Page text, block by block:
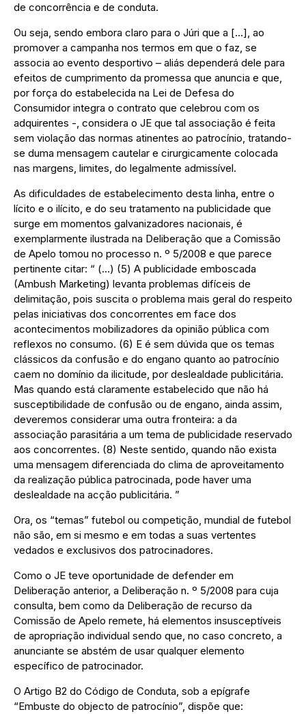
de concorrência e de conduta.
Ou seja, sendo embora claro para o Júri que a […], ao
promover a campanha nos termos em que o faz, se
associa ao evento desportivo – aliás dependerá dele para
efeitos de cumprimento da promessa que anuncia e que,
por força do estabelecida na Lei de Defesa do
Consumidor integra o contrato que celebrou com os
adquirentes -, considera o JE que tal associação é feita
sem violação das normas atinentes ao patrocínio, tratando-
se duma mensagem cautelar e cirurgicamente colocada
nas margens, limites, do legalmente admissível.
As dificuldades de estabelecimento desta linha, entre o
lícito e o ilícito, e do seu tratamento na publicidade que
surge em momentos galvanizadores nacionais, é
exemplarmente ilustrada na Deliberação que a Comissão
de Apelo tomou no processo n. º 5/2008 e que parece
pertinente citar: “ (…) (5) A publicidade emboscada
(Ambush Marketing) levanta problemas difíceis de
delimitação, pois suscita o problema mais geral do respeito
pelas iniciativas dos concorrentes em face dos
acontecimentos mobilizadores da opinião pública com
reflexos no consumo. (6) E é sem dúvida que os temas
clássicos da confusão e do engano quanto ao patrocínio
caem no domínio da ilicitude, por deslealdade publicitária.
Mas quando está claramente estabelecido que não há
susceptibilidade de confusão ou de engano, ainda assim,
deveremos considerar uma outra fronteira: a da
associação parasitária a um tema de publicidade reservado
aos concorrentes. (8) Neste sentido, quando não exista
uma mensagem diferenciada do clima de aproveitamento
da realização pública patrocinada, pode haver uma
deslealdade na acção publicitária. ”
Ora, os “temas” futebol ou competição, mundial de futebol
não são, em si mesmo e em todas a suas vertentes
vedados e exclusivos dos patrocinadores.
Como o JE teve oportunidade de defender em
Deliberação anterior, a Deliberação n. º 5/2008 para cuja
consulta, bem como da Deliberação de recurso da
Comissão de Apelo remete, há elementos insusceptíveis
de apropriação individual sendo que, no caso concreto, a
anunciante se abstém de usar qualquer elemento
específico de patrocinador.
O Artigo B2 do Código de Conduta, sob a epígrafe
“Embuste do objecto de patrocínio”, dispõe que: